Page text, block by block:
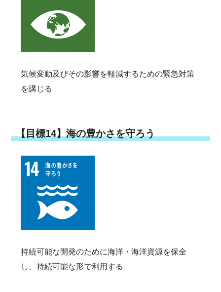
気候変動及びその影響を軽減するための緊急対策
を講じる
【目標14】海の豊かさを守ろう
持続可能な開発のために海洋・海洋資源を保全
し、持続可能な形で利用する